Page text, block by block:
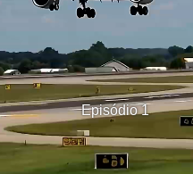
Episódio 1